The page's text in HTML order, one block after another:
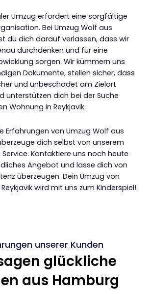
Umzug erfordert eine sorgfältige
Bei Umzug Wolf aus
du dich darauf verlassen, dass wir
durchdenken und für eine
sorgen. Wir kümmern uns
Dokumente, stellen sicher, dass
und unbeschadet am Zielort
unterstützen dich bei der Suche
Wohnung in Reykjavik.
Erfahrungen von Umzug Wolf aus
dich selbst von unserem
Kontaktiere uns noch heute
Angebot und lasse dich von
überzeugen. Dein Umzug von
wird mit uns zum Kinderspiel!
unserer Kunden
glückliche
aus Hamburg